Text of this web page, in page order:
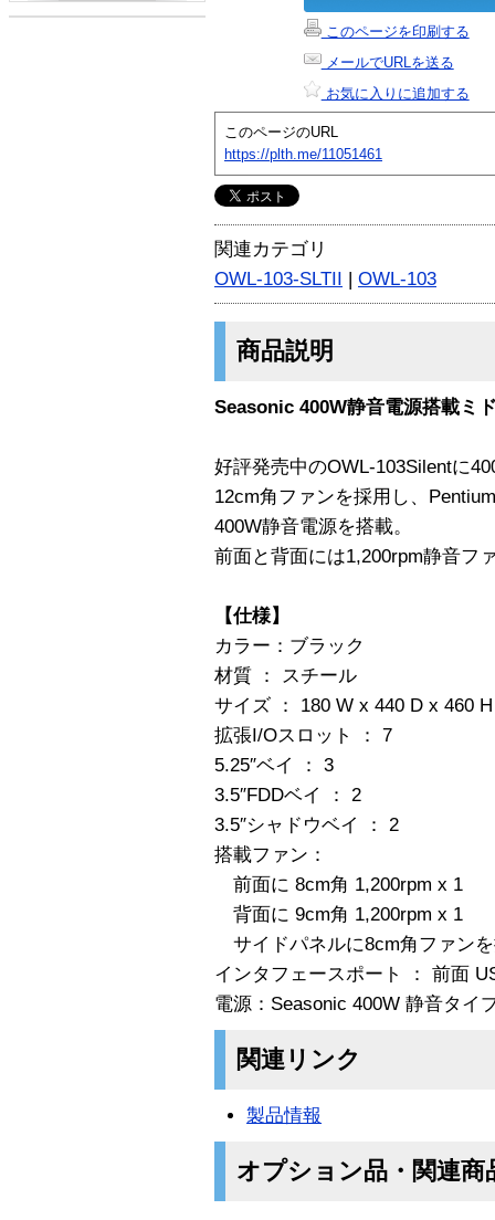
このページを印刷する
メールでURLを送る
お気に入りに追加する
このページのURL
https://plth.me/11051461
関連カテゴリ
OWL-103-SLTII | OWL-103
商品説明
Seasonic 400W静音電源搭載ミ
好評発売中のOWL-103Silentに
12cm角ファンを採用し、
400W静音電源を搭載。
前面と背面には1,200rpm静音フ
【仕様】
カラー：ブラック
材質 ： スチール
サイズ ： 180 W x 440 D x 460
拡張I/Oスロット ： 7
5.25″ベイ ： 3
3.5″FDDベイ ： 2
3.5″シャドウベイ ： 2
搭載ファン：
前面に 8cm角 1,200rpm x 1
背面に 9cm角 1,200rpm x 1
サイドパネルに8cm角ファン
インタフェースポート ： 前面
電源：Seasonic 400W 静音タイ
関連リンク
製品情報
オプション品・関連商